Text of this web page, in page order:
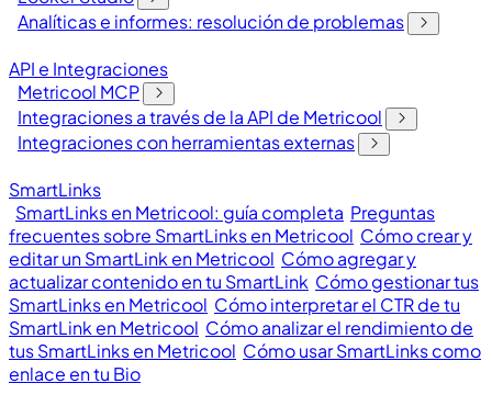
Analíticas e informes: resolución de problemas
API e Integraciones
Metricool MCP
Integraciones a través de la API de Metricool
Integraciones con herramientas externas
SmartLinks
SmartLinks en Metricool: guía completa Preguntas
frecuentes sobre SmartLinks en Metricool Cómo crear y
editar un SmartLink en Metricool Cómo agregar y
actualizar contenido en tu SmartLink Cómo gestionar tus
SmartLinks en Metricool Cómo interpretar el CTR de tu
SmartLink en Metricool Cómo analizar el rendimiento de
tus SmartLinks en Metricool Cómo usar SmartLinks como
enlace en tu Bio